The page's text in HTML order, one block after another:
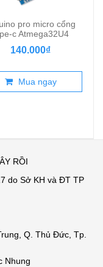
pro micro cổng
c Atmega32U4
140.000₫
Mua ngay
RỒI
do Sở KH và ĐT TP
Q. Thủ Đức, Tp.
Nhung